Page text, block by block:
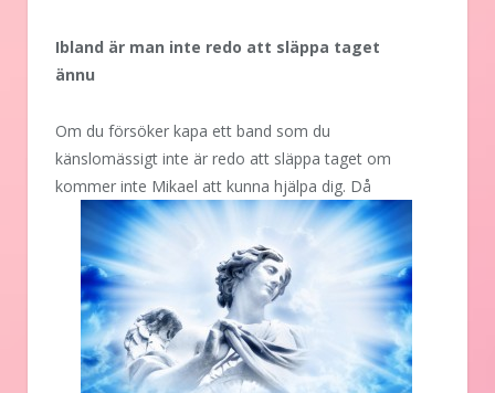
Ibland är man inte redo att släppa taget
ännu
Om du försöker kapa ett band som du
känslomässigt inte är redo att släppa taget om
kommer inte Mikael att kunna hjälpa dig. Då